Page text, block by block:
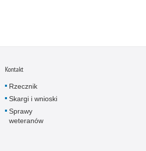
Odpowiedzialność majątkowa Policji
Opinia publiczna
Oszustwa
Kontakt
Rzecznik
Skargi i wnioski
Sprawy
weteranów